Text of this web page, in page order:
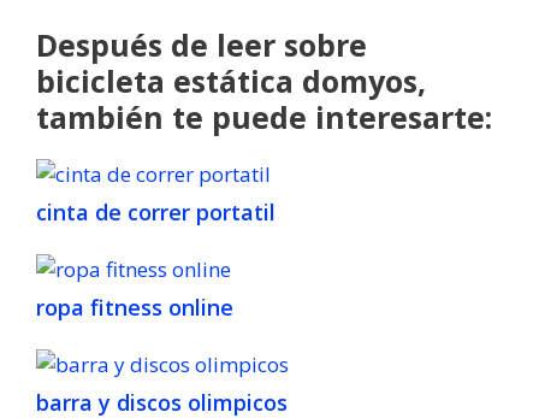
Después de leer sobre
bicicleta estática domyos,
también te puede interesarte:
cinta de correr portatil
ropa fitness online
barra y discos olimpicos